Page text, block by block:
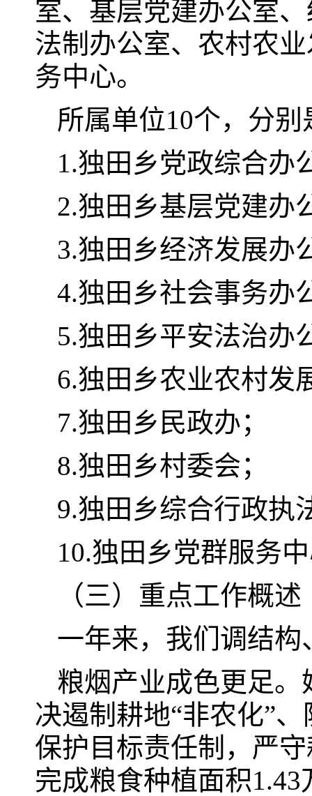
室、基层党建办公室
法制办公室、农村农
务中心。
所属单位10个，分别
1.独田乡党政综合办
2.独田乡基层党建办
3.独田乡经济发展办
4.独田乡社会事务办
5.独田乡平安法治办
6.独田乡农业农村发
7.独田乡民政办；
8.独田乡村委会；
9.独田乡综合行政执
10.独田乡党群服务
（三）重点工作概述
一年来，我们调结构
粮烟产业成色更足
决遏制耕地“非农化”
保护目标责任制，严
完成粮食种植面积